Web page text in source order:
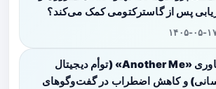
پس از گاسترکتومی کمک می‌کند؟
۰۵-۱۷
فناوری «Another Me» (توأم دیجیتال
و کاهش اضطراب در گفت‌وگوهای